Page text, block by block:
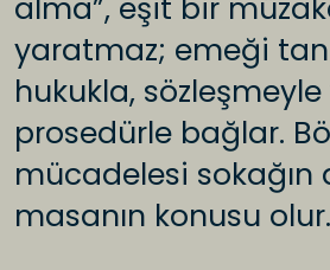
alma”, eşit bir
yaratmaz; emeği
hukukla, sözleşmeyle
prosedürle bağlar.
mücadelesi sokağın
masanın konusu olur.